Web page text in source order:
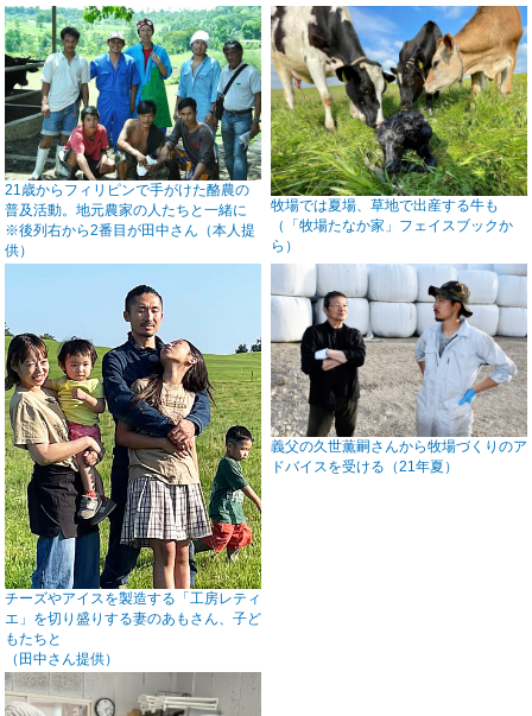
21歳からフィリピンで手がけた酪農の
普及活動。地元農家の人たちと一緒に
※後列右から2番目が田中さん（本人提
供）
牧場では夏場、草地で出産する牛も
（「牧場たなか家」フェイスブックか
ら）
チーズやアイスを製造する「工房レティ
エ」を切り盛りする妻のあもさん、子ど
もたちと
（田中さん提供）
義父の久世薫嗣さんから牧場づくりのア
ドバイスを受ける（21年夏）